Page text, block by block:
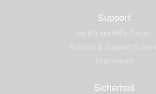
Support
Sicherheit